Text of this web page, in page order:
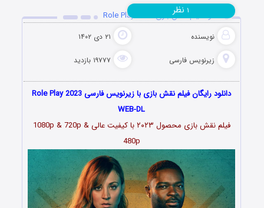
دانلود فیلم نقش بازی Role Play 2023
نویسنده ۲۱ دی ۱۴۰۲
زیرنویس فارسی ۱۹۷۷۷ بازدید
۱ نظر
دانلود رایگان فیلم نقش بازی با زیرنویس فارسی Role Play 2023
WEB-DL
فیلم نقش بازی محصول ۲۰۲۳ با کیفیت عالی 1080p & 720p &
480p